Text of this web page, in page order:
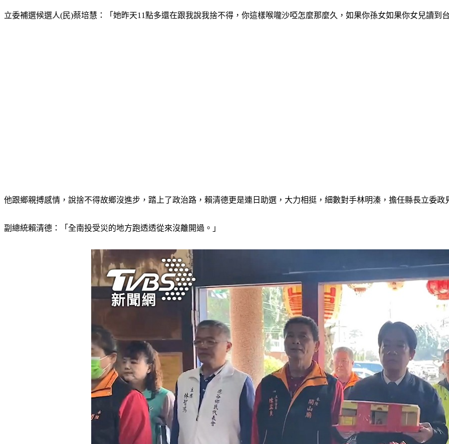
立委補選候選人(民)蔡培慧：「她昨天11點多還在跟我說我捨不得，你這樣喉嚨沙啞怎麼那麼久，如果你孫女如果你女兒讀
他跟鄉親搏感情，說捨不得故鄉沒進步，踏上了政治路，賴清德更是連日助選，大力相挺，細數對手林明溱，擔任縣長立委政
副總統賴清德：「全南投受災的地方跑透透從來沒離開過。」